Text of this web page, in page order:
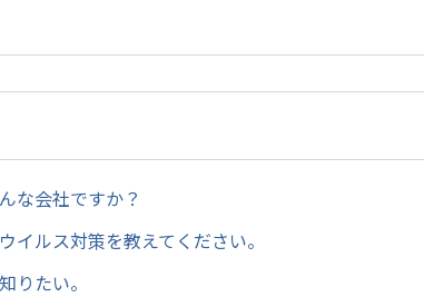
な会社ですか？
イルス対策を教えてください。
りたい。